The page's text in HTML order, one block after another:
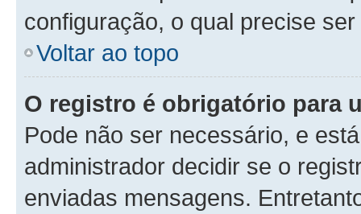
configuração, o qual precise
Voltar ao topo
O registro é obrigatório para
Pode não ser necessário, e
administrador decidir se o
enviadas mensagens.